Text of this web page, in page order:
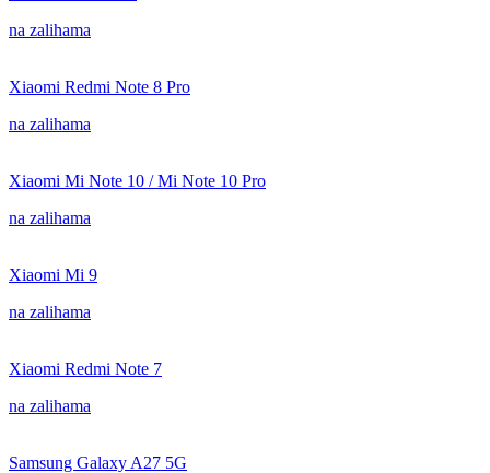
na zalihama
Xiaomi Redmi Note 8 Pro
na zalihama
Xiaomi Mi Note 10 / Mi Note 10 Pro
na zalihama
Xiaomi Mi 9
na zalihama
Xiaomi Redmi Note 7
na zalihama
Samsung Galaxy A27 5G